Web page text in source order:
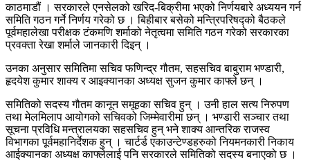
काठमाडौं । सरकारले एनसेलको खरिद-बिक्रीमा भएको निर्णयबारे अध्ययन गर्न
समिति गठन गर्ने निर्णय गरेको छ । बिहीबार बसेको मन्त्रिपरिषद्को बैठकले
पूर्वमहालेखा परीक्षक टंकमणि शर्माको नेतृत्वमा समिति गठन गरेको सरकारका
प्रवक्ता रेखा शर्माले जानकारी दिइन् ।
उनका अनुसार समितिमा सचिव फणिन्द्र गौतम, सहसचिव बाबुराम भण्डारी,
हृदयेश कुमार शाक्य र आइक्यानका अध्यक्ष सुजन कुमार काफ्ले छन् ।
समितिको सदस्य गौतम कानून समूहका सचिव हुन् । उनी हाल सत्य निरुपण
तथा मेलमिलाप आयोगको सचिवको जिम्मेवारीमा छन् । भण्डारी सञ्चार तथा
सूचना प्रविधि मन्त्रालयका सहसचिव हुन् भने शाक्य आन्तरिक राजस्व
विभागका पूर्वमहानिर्देशक हुन् । चार्टर्ड एकाउन्टेण्डहरुको नियमनकारी निकाय
आईक्यानका अध्यक्ष काफ्लेलाई पनि सरकारले समितिको सदस्य बनाएको छ ।